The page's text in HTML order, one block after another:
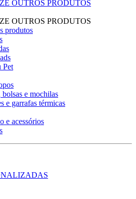
OUTROS PRODUTOS
OUTROS PRODUTOS
produtos
Pet
bolsas e mochilas
e garrafas térmicas
e acessórios